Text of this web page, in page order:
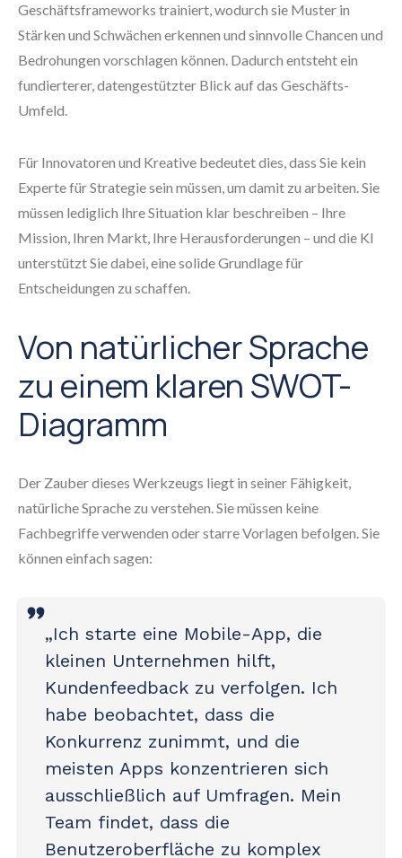
Geschäftsframeworks trainiert, wodurch sie Muster in
Stärken und Schwächen erkennen und sinnvolle Chancen und
Bedrohungen vorschlagen können. Dadurch entsteht ein
fundierterer, datengestützter Blick auf das Geschäfts-
Umfeld.
Für Innovatoren und Kreative bedeutet dies, dass Sie kein
Experte für Strategie sein müssen, um damit zu arbeiten. Sie
müssen lediglich Ihre Situation klar beschreiben – Ihre
Mission, Ihren Markt, Ihre Herausforderungen – und die KI
unterstützt Sie dabei, eine solide Grundlage für
Entscheidungen zu schaffen.
Von natürlicher Sprache
zu einem klaren SWOT-
Diagramm
Der Zauber dieses Werkzeugs liegt in seiner Fähigkeit,
natürliche Sprache zu verstehen. Sie müssen keine
Fachbegriffe verwenden oder starre Vorlagen befolgen. Sie
können einfach sagen:
„Ich starte eine Mobile-App, die
kleinen Unternehmen hilft,
Kundenfeedback zu verfolgen. Ich
habe beobachtet, dass die
Konkurrenz zunimmt, und die
meisten Apps konzentrieren sich
ausschließlich auf Umfragen. Mein
Team findet, dass die
Benutzeroberfläche zu komplex